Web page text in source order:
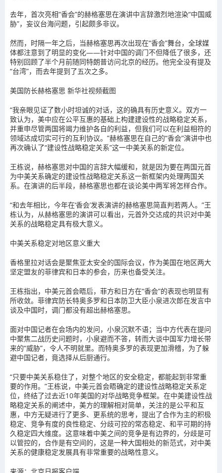
去年，首次亮相“香会”的赫格塞思在演讲中言辞激烈地渲染“中国威
胁”，妄议台海问题，引起颇多非议。
然而，时隔一年之后，当赫格塞思再次出现在“香会”舞台，全球媒
体都注意到了明显的变化——针对中国的调门不但降低了很多，还
特别回顾了半个月前随同特朗普访问北京的经历。他完全没有提及
“台湾”，而去年提到了五次之多。
美国防长赫格塞思 新华社视频截图
“我亲眼见证了数小时坦诚的对话，这的确具有历史意义。双方一
致认为，美中应在公平互惠的基础上构建建设性的战略稳定关系，
并重申尽管两国将竭力维护各自的利益，但我们可以在利益相符的
领域达成切实可行的互利协议。”赫格塞思在自己的“香会”演讲中也
再次确认了“建设性战略稳定关系”这一中美关系的新定位。
王栋说，赫格塞思对中国的言辞大幅缓和，就是因为要在两国元首
为中美关系确定的建设性战略稳定关系这一新框架内处理两国关
系。在演讲的后半段，赫格塞思也都在谈论美中两军将怎样合作。
“和去年相比，今年在‘香会’发表演讲的赫格塞思简直判若两人。”王
栋认为，从赫格塞思的演讲可以看出，元首外交达成的共识对中美
关系的战略稳定具有极大意义。
中美关系稳定对地区意义重大
香格里拉对话会是聚焦亚太安全的国际会议，作为美国在地区两大
坚定盟友的菲律宾和日本的参会，历来也备受关注。
王栋指出，中美元首会晤后，菲方和日方在“香会”的表现也明显有
所收敛。菲律宾防长特奥多罗和日本防卫大臣小泉进次郎在发言中
谈及中国时，调门都没有超出赫格塞思。
面对中国记者在会场内的发问，小泉沉默不语；当中方代表在提问
中聚焦二战历史问题时，小泉避而不答，转而大谈中国军力增长带
来的“威胁”，令人不明就里。而特奥多罗的表现更加滑稽，为了躲
避中国记者，竟选择从后厨通行。
“只要中美关系稳住了，对整个地区的安全稳定，都能起到非常重
要的作用。”王栋说，中美元首会晤确定的建设性战略稳定关系定
位，终结了过去近10年美国的对华战略竞争框架。在中美建设性战
略稳定关系的阐述中，美方的理解相对简单，关注的是公平和互
惠，中方无疑进行了更多、更系统的思考，提出了合作为主的积极
稳定、竞争有度的良性稳定、分歧可控的常态稳定、和平可期的持
久稳定四大维度。这意味着中美之间的竞争是有边界的，分歧是可
以管控的，合作是有空间的，这是一种大国相处的新范式，对中美
关系的健康稳定发展具有非常重要的战略性意义。